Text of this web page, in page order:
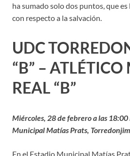
ha sumado solo dos puntos, que
con respecto a la salvación.
UDC
“B” –
REAL “B”
Miércoles, 28 de febrero a las 18:00
Municipal Matías Prats,
En el Estadio Municipal Matías